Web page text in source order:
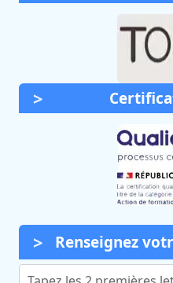
Renseignez